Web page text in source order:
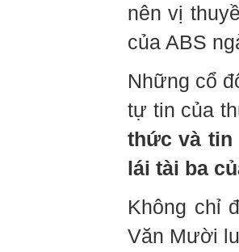
nên vị
của ABS
Những cổ
tự tin của
thức và tin
lái tài ba
Không chỉ
Văn Mười